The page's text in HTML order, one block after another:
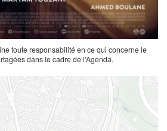
toute responsabilité en ce qui concerne le
dans le cadre de l’Agenda.